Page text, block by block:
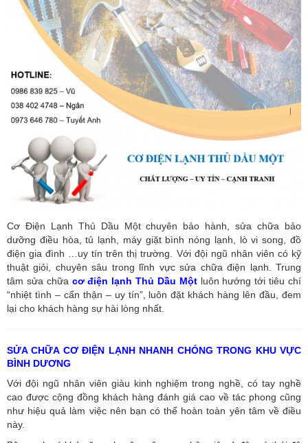
Cơ Điện Lạnh Thủ Dầu Một chuyên bảo hành, sửa chữa bảo
dưỡng điều hòa, tủ lạnh, máy giặt bình nóng lạnh, lò vi song, đồ
điện gia đình …uy tín trên thị trường. Với đội ngũ nhân viên có kỹ
thuật giỏi, chuyên sâu trong lĩnh vực sửa chữa điện lạnh. Trung
tâm sửa chữa cơ điện lạnh Thủ Dầu Mộtluôn hướng tới tiêu chí
“nhiệt tình – cẩn thận – uy tín”, luôn đặt khách hàng lên đầu, đem
lại cho khách hàng sự hài lòng nhất.
SỬA CHỮA CƠ ĐIỆN LẠNH NHANH CHÓNG TRONG KHU VỰC
BÌNH DƯƠNG
Với đội ngũ nhân viên giàu kinh nghiệm trong nghề, có tay nghề
cao được cộng đồng khách hàng đánh giá cao về tác phong cũng
như hiệu quả làm việc nên bạn có thể hoàn toàn yên tâm về điều
này.